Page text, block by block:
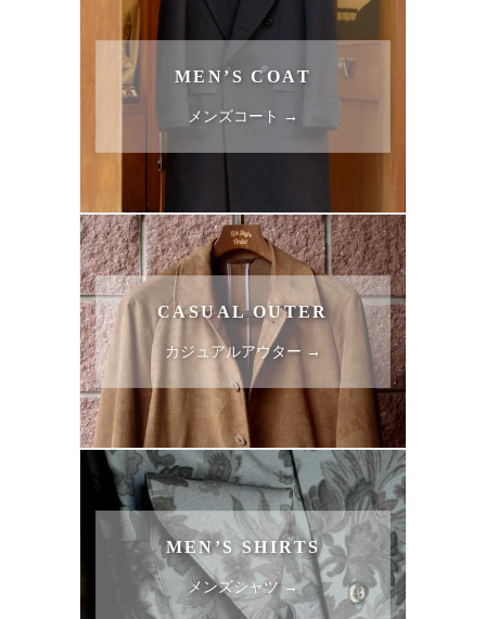
MEN’S COAT
メンズコート →
CASUAL OUTER
カジュアルアウター →
MEN’S SHIRTS
メンズシャツ →